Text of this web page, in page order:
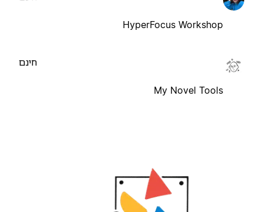
HyperFocus Workshop
My Novel Tools